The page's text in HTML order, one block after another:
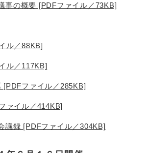
の概要 [PDFファイル／73KB]
ル／88KB]
ル／117KB]
[PDFファイル／285KB]
ァイル／414KB]
録 [PDFファイル／304KB]